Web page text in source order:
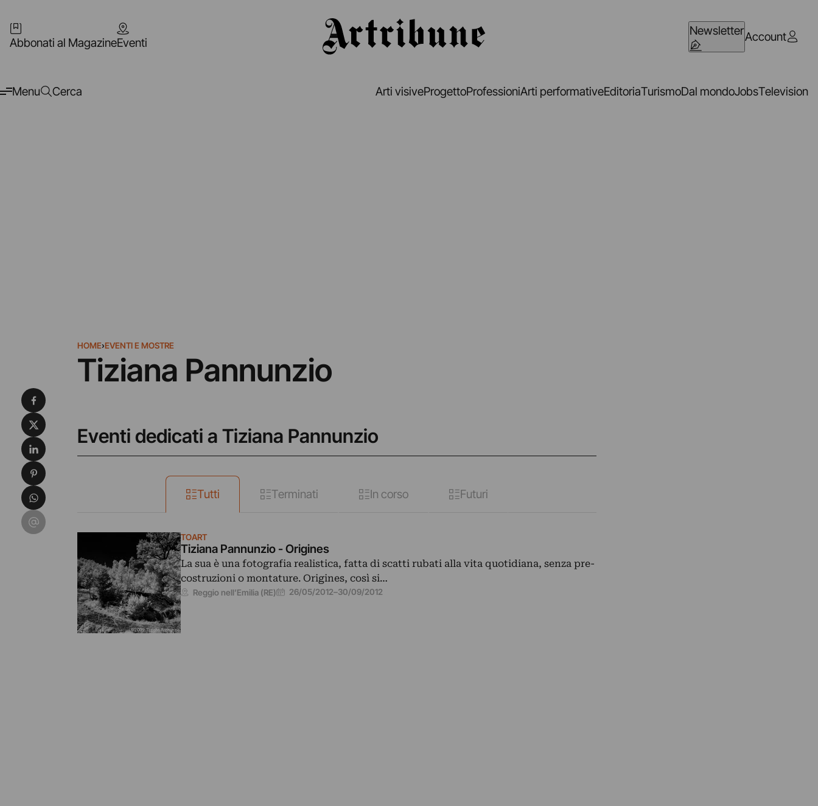
Abbonati al MagazineEventi
NewsletterAccount
Menu Cerca Arti visiveProgettoProfessioniArti performativeEditoriaTurismoDal mondoJobsTelevision
HOME›EVENTI E MOSTRE
Tiziana Pannunzio
Eventi dedicati a Tiziana Pannunzio
Tutti Terminati In corso Futuri
TOART
Tiziana Pannunzio - Origines
La sua è una fotografia realistica, fatta di scatti rubati alla vita quotidiana, senza pre-
costruzioni o montature. Origines, così si…
Reggio nell’Emilia (RE) 26/05/2012–30/09/2012
Condividi su Facebook
Condividi su X
Condividi su LinkedIn
Condividi su Pinterest
Condividi su WhatsApp
Condividi su Email